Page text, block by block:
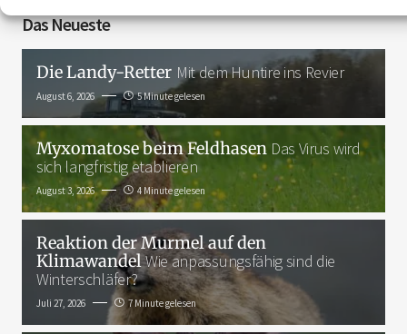
Das Neueste
Die Landy-Retter Mit dem Huntire ins Revier
August 6, 2026 5 Minute gelesen
Myxomatose beim Feldhasen Das Virus wird
sich langfristig etablieren
August 3, 2026 4 Minute gelesen
Reaktion der Murmel auf den
KlimawandelWie anpassungsfähig sind die
Winterschläfer?
Juli 27, 2026 7 Minute gelesen